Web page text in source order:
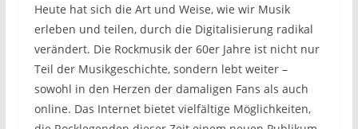
Heute hat sich die Art und Weise, wie wir Musik
erleben und teilen, durch die Digitalisierung radikal
verändert. Die Rockmusik der 60er Jahre ist nicht nur
Teil der Musikgeschichte, sondern lebt weiter –
sowohl in den Herzen der damaligen Fans als auch
online. Das Internet bietet vielfältige Möglichkeiten,